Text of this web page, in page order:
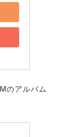
のアルバム